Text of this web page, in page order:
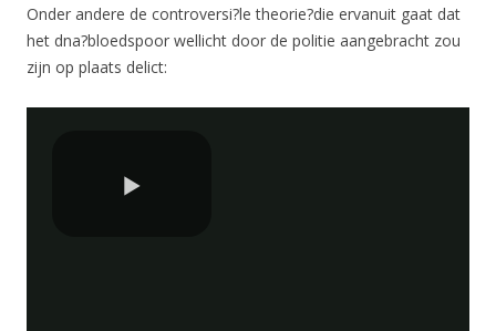
Onder andere de controversi?le theorie?die ervanuit gaat dat
het dna?bloedspoor wellicht door de politie aangebracht zou
zijn op plaats delict: